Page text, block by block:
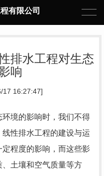
有限公司
排水工程对生态
响
17 16:27:47]
境的影响时，我们不得
性排水工程的建设与运
程度的影响，而这些影
土壤和空气质量等方